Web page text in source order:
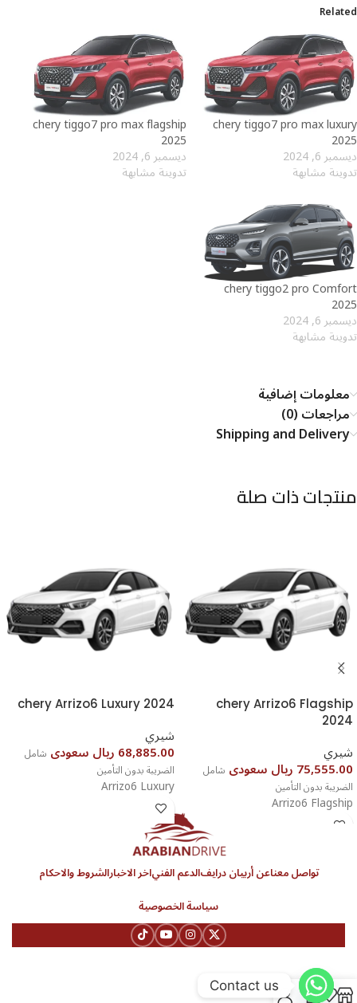
Related
chery tiggo7 pro max luxury
2025⁩
ديسمبر 6, 2024
تدوينة مشابهة
⁦chery tiggo7 pro max flagship
2025⁩⁩
ديسمبر 6, 2024
تدوينة مشابهة
chery tiggo2 pro Comfort
2025
ديسمبر 6, 2024
تدوينة مشابهة
معلومات إضافية
مراجعات (0)
Shipping and Delivery
منتجات ذات صلة
chery Arrizo6 Flagship
2024
شيري
75,555.00 ريال سعودى
شامل
الضريبة بدون التأمين
Arrizo6 Flagship
chery Arrizo6 Luxury 2024
شيري
68,885.00 ريال سعودى
شامل
الضريبة بدون التأمين
Arrizo6 Luxury
تواصل معناعن أربيان درايفالدعم الفنياخر الاخبارالشروط والاحكام
سياسة الخصوصية
Contact us